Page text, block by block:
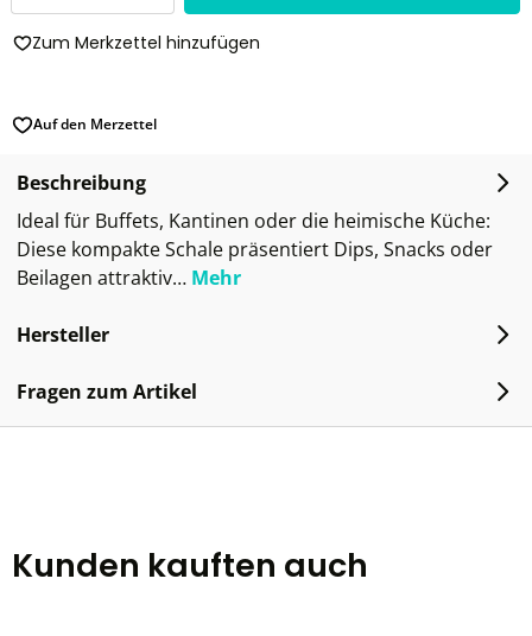
Zum Merkzettel hinzufügen
Auf den Merzettel
Beschreibung
Ideal für Buffets, Kantinen oder die heimische Küche:
Diese kompakte Schale präsentiert Dips, Snacks oder
Beilagen attraktiv… Mehr
Hersteller
Fragen zum Artikel
Kunden kauften auch